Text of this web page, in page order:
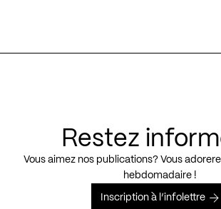
Restez
Vous aimez nos publications? Vous
hebdomadaire !
Inscription à l’infolettre